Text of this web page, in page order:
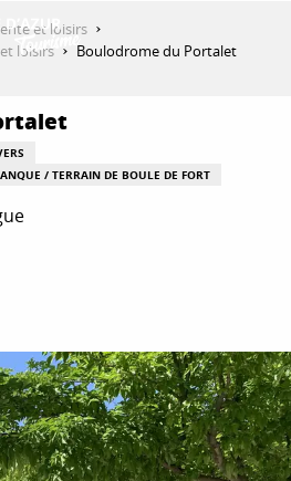
et loisirs
loisirs
Boulodrome du Portalet
/ TERRAIN DE BOULE DE FORT